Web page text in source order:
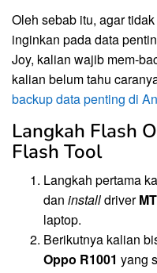
Oleh sebab itu, agar
inginkan pada data
Joy, kalian wajib mem-
kalian belum tahu
backup data penting di
Langkah Flash
Flash Tool
Langkah pertama
dan installdriver
laptop.
Berikutnya kalian
Oppo R1001 yang